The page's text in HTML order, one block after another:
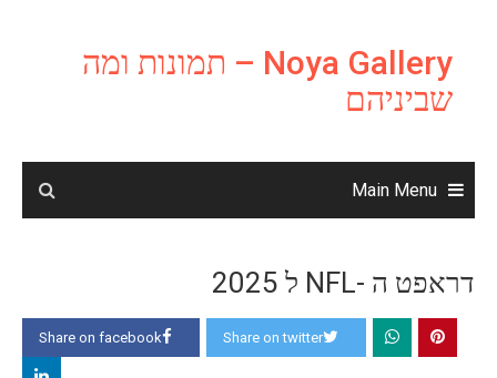
content
Noya Gallery – תמונות ומה
שביניהם
Main Menu
דראפט ה -NFL ל 2025
Share on facebook Share on twitter